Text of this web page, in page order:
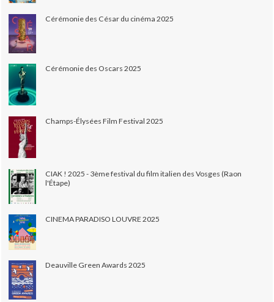
Cérémonie des César du cinéma 2025
Cérémonie des Oscars 2025
Champs-Élysées Film Festival 2025
CIAK ! 2025 - 3ème festival du film italien des Vosges (Raon
l'Étape)
CINEMA PARADISO LOUVRE 2025
Deauville Green Awards 2025